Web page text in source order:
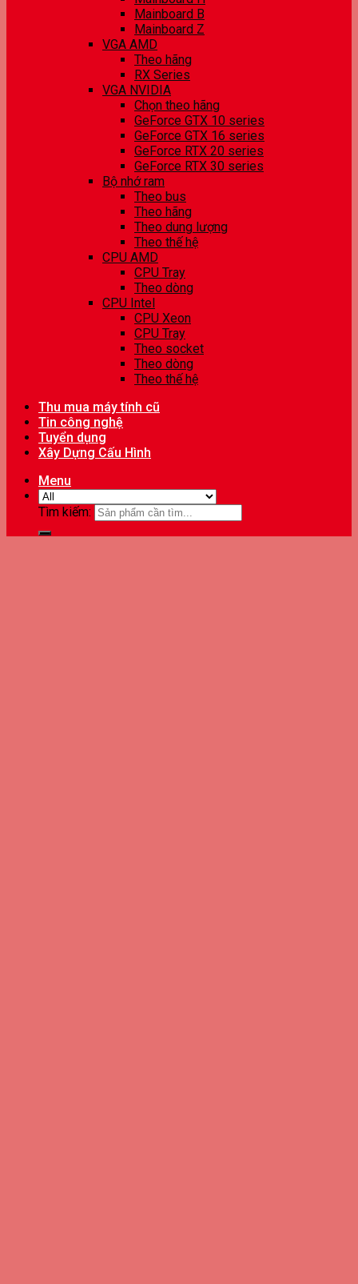
Mainboard B
Mainboard Z
VGA AMD
Theo hãng
RX Series
VGA NVIDIA
Chọn theo hãng
GeForce GTX 10 series
GeForce GTX 16 series
GeForce RTX 20 series
GeForce RTX 30 series
Bộ nhớ ram
Theo bus
Theo hãng
Theo dung lượng
Theo thế hệ
CPU AMD
CPU Tray
Theo dòng
CPU Intel
CPU Xeon
CPU Tray
Theo socket
Theo dòng
Theo thế hệ
Thu mua máy tính cũ
Tin công nghệ
Tuyển dụng
Xây Dựng Cấu Hình
Menu
Tìm kiếm: